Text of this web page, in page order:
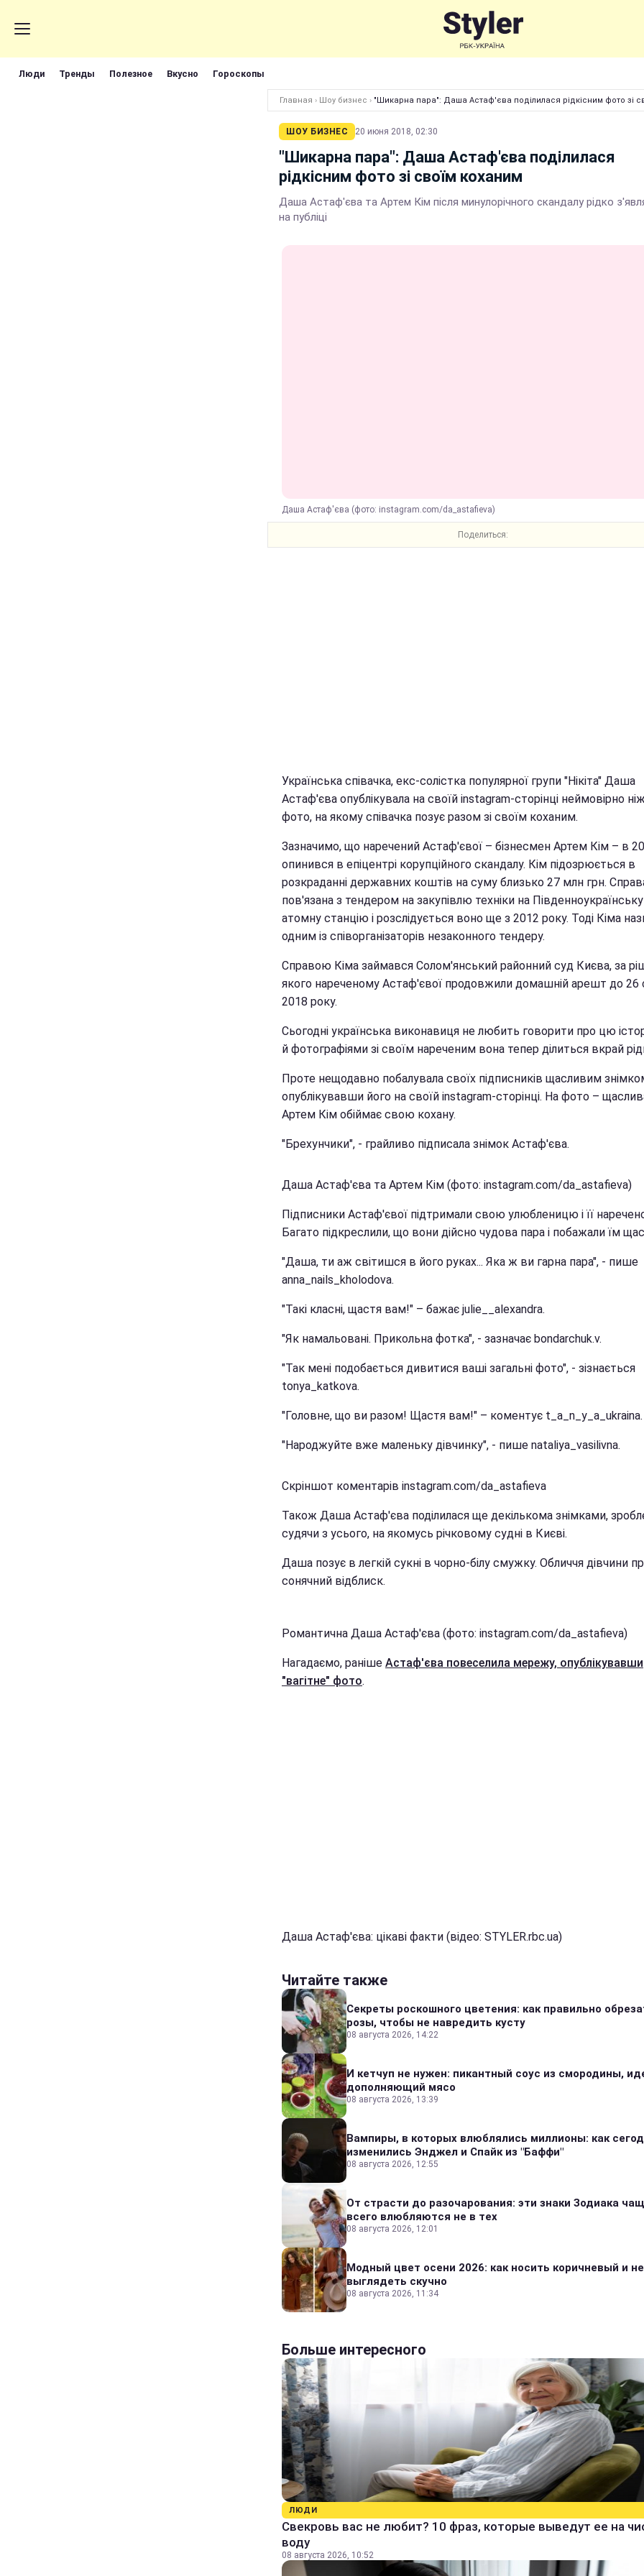
Люди Тренды Полезное Вкусно Гороскопы
Главная › Шоу бизнес › "Шикарна пара": Даша Астаф'єва поділилася рідкісним фото зі
ШОУ БИЗНЕС 20 июня 2018, 02:30
"Шикарна пара": Даша Астаф'єва поділилася
рідкісним фото зі своїм коханим
Даша Астаф'єва та Артем Кім після минулорічного скандалу рідко
на публіці
Даша Астаф'єва (фото: instagram.com/da_astafieva)
Поделиться:
Українська співачка, екс-солістка популярної групи "Нікіта" Даша
Астаф'єва опублікувала на своїй instagram-сторінці неймовірно
фото, на якому співачка позує разом зі своїм коханим.
Зазначимо, що наречений Астаф'євої – бізнесмен Артем Кім – в
опинився в епіцентрі корупційного скандалу. Кім підозрюється в
розкраданні державних коштів на суму близько 27 млн грн.
пов'язана з тендером на закупівлю техніки на Південноукраїнську
атомну станцію і розслідується воно ще з 2012 року. Тоді Кіма
одним із співорганізаторів незаконного тендеру.
Справою Кіма займався Солом'янський районний суд Києва, за
якого нареченому Астаф'євої продовжили домашній арешт до 26
2018 року.
Сьогодні українська виконавиця не любить говорити про цю
й фотографіями зі своїм нареченим вона тепер ділиться вкрай
Проте нещодавно побалувала своїх підписників щасливим
опублікувавши його на своїй instagram-сторінці. На фото –
Артем Кім обіймає свою кохану.
"Брехунчики", - грайливо підписала знімок Астаф'єва.
Даша Астаф'єва та Артем Кім (фото: instagram.com/da_astafieva)
Підписники Астаф'євої підтримали свою улюбленицю і її
Багато підкреслили, що вони дійсно чудова пара і побажали їм
"Даша, ти аж світишся в його руках... Яка ж ви гарна пара", - пише
anna_nails_kholodova.
"Такі класні, щастя вам!" – бажає julie__alexandra.
"Як намальовані. Прикольна фотка", - зазначає bondarchuk.v.
"Так мені подобається дивитися ваші загальні фото", - зізнається
tonya_katkova.
"Головне, що ви разом! Щастя вам!" – коментує t_a_n_y_a_ukraina.
"Народжуйте вже маленьку дівчинку", - пише nataliya_vasilivna.
Скріншот коментарів instagram.com/da_astafieva
Також Даша Астаф'єва поділилася ще декількома знімками,
судячи з усього, на якомусь річковому судні в Києві.
Даша позує в легкій сукні в чорно-білу смужку. Обличчя дівчини
сонячний відблиск.
Романтична Даша Астаф'єва (фото: instagram.com/da_astafieva)
Нагадаємо, раніше Астаф'єва повеселила мережу, опублікувавши
"вагітне" фото.
Даша Астаф'єва: цікаві факти (відео: STYLER.rbc.ua)
Читайте также
Секреты роскошного цветения: как правильно
розы, чтобы не навредить кусту
08 августа 2026, 14:22
И кетчуп не нужен: пикантный соус из смородины,
дополняющий мясо
08 августа 2026, 13:39
Вампиры, в которых влюблялись миллионы: как
изменились Энджел и Спайк из "Баффи"
08 августа 2026, 12:55
От страсти до разочарования: эти знаки Зодиака
всего влюбляются не в тех
08 августа 2026, 12:01
Модный цвет осени 2026: как носить коричневый и не
выглядеть скучно
08 августа 2026, 11:34
Больше интересного
ЛЮДИ
Свекровь вас не любит? 10 фраз, которые выведут ее на
воду
08 августа 2026, 10:52